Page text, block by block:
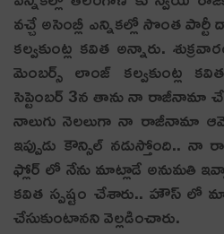
వచ్చే అసెంబ్లీ ఎన్నికల్లో సొంత
క‌ల్వ‌కుంట్ల క‌విత అన్నారు.
మెంబర్స్ లాంజ్ కల్వకుంట్ల
సెప్టెంబర్ 3న తాను నా రాజీనామా
నాలుగు నెలలుగా నా రాజీనామా
ఇప్పుడు కౌన్సిల్ నడుస్తోంది..
ఫ్లోర్ లో నేను మాట్లాడే అనుమ‌తి
క‌విత స్ప‌ష్టం చేశారు.. హౌస్
చేసుకుంటానని వెల్ల‌డించారు.